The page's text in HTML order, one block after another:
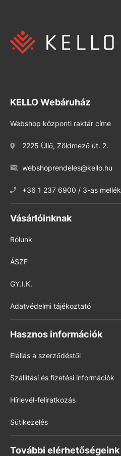
KELLO Webáruház
Webshop központi raktár címe
2225 Üllő, Zöldmező út. 2.
webshoprendeles@kello.hu
+36 1 237 6900 / 3-as mellék
Vásárlóinknak
Rólunk
ÁSZF
GY.I.K.
Adatvédelmi tájékoztató
Hasznos információk
Elállás a szerződéstől
Szállítási és fizetési információk
Hírlevél-feliratkozás
Sütikezelés
További elérhetőségeink